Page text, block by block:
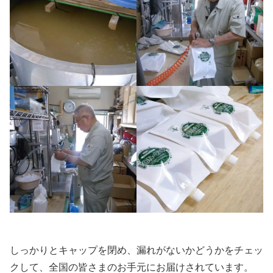
しっかりとキャップを閉め、漏れがないかどうかをチェッ
クして、全国の皆さまのお手元にお届けされています。